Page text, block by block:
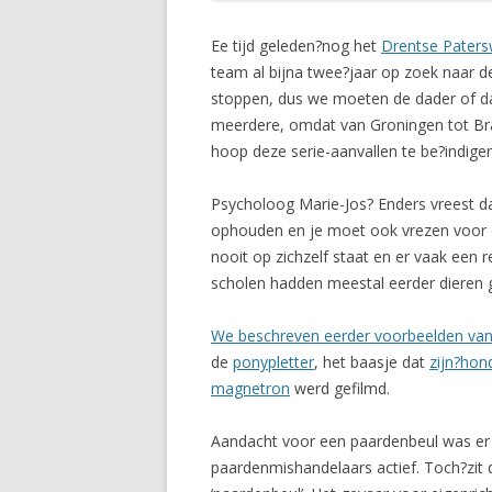
Ee tijd geleden?nog het Drentse
team al bijna twee?jaar op zoek naar
stoppen, dus we moeten de dader of
meerdere, omdat van Groningen tot
hoop deze serie-aanvallen te
Psycholoog Marie-Jos? Enders vreest
ophouden en je moet ook vrezen voor
nooit op zichzelf staat en er vaak een
scholen hadden meestal eerder dieren
We beschreven eerder voorbeelden
de ponypletter, het baasje dat
magnetron werd gefilmd.
Aandacht voor een paardenbeul was
paardenmishandelaars actief.